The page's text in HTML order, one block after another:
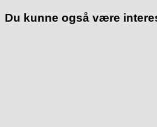
Du kunne også være